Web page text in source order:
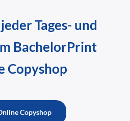
Tages- und
BachelorPrint
Copyshop
Copyshop